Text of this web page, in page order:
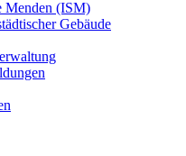
Menden (ISM)
Gebäude